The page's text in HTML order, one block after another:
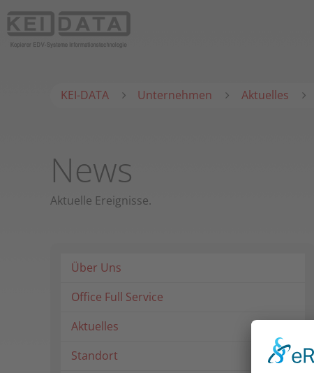
KEI-DATA Unternehmen Aktuelles
News
Aktuelle Ereignisse.
Über Uns
Office Full Service
Aktuelles
Standort